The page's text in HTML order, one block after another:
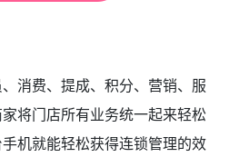
消费、提成、积分、营销、服
将门店所有业务统一起来轻松
机就能轻松获得连锁管理的效